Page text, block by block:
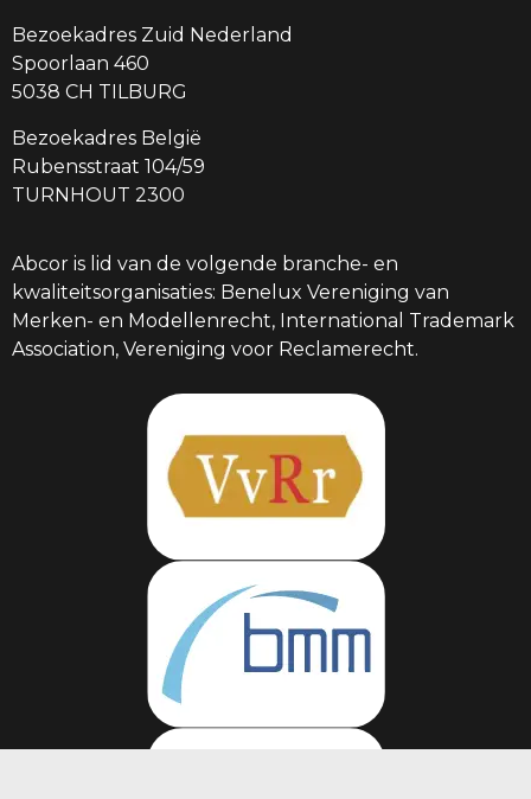
Bezoekadres Zuid Nederland
Spoorlaan 460
5038 CH TILBURG
Bezoekadres België
Rubensstraat 104/59
TURNHOUT 2300
Abcor is lid van de volgende branche- en
kwaliteitsorganisaties: Benelux Vereniging van
Merken- en Modellenrecht, International Trademark
Association, Vereniging voor Reclamerecht.